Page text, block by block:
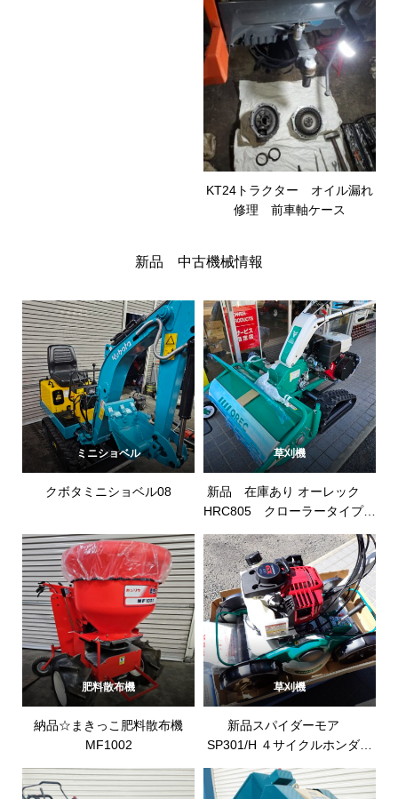
KT24トラクター オイル漏れ
修理 前車軸ケース
新品 中古機械情報
ミニショベル
クボタミニショベル08
草刈機
新品 在庫あり オーレック
HRC805 クローラータイプ
肥料散布機
納品☆まきっこ肥料散布機
MF1002
草刈機
新品スパイダーモア
SP301/H ４サイクルホンダエ